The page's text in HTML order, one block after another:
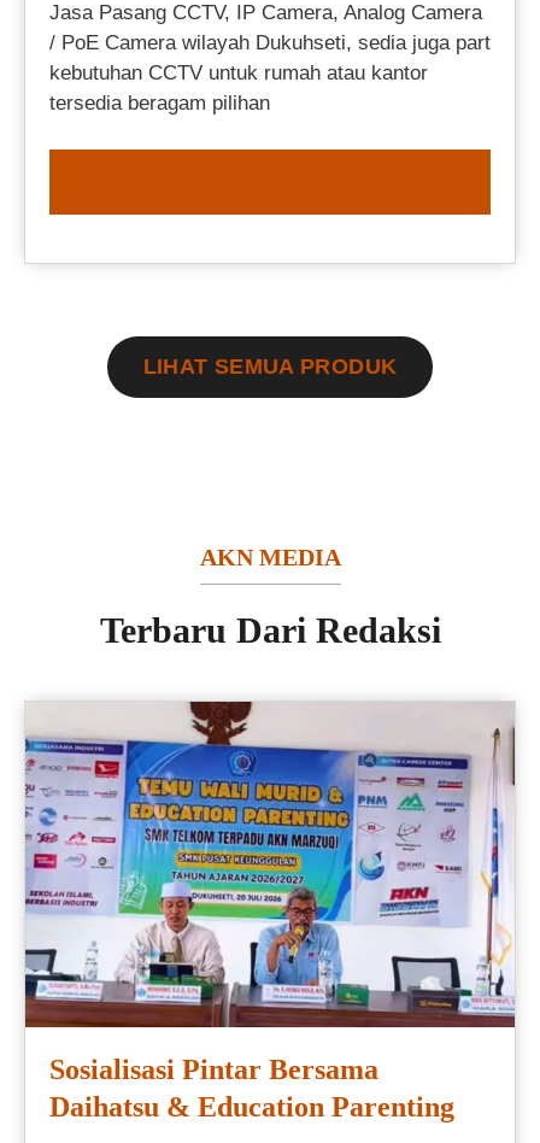
Jasa Pasang CCTV, IP Camera, Analog Camera
/ PoE Camera wilayah Dukuhseti, sedia juga part
kebutuhan CCTV untuk rumah atau kantor
tersedia beragam pilihan
LIHAT SEMUA PRODUK
AKN MEDIA
Terbaru Dari Redaksi
Sosialisasi Pintar Bersama
Daihatsu & Education Parenting